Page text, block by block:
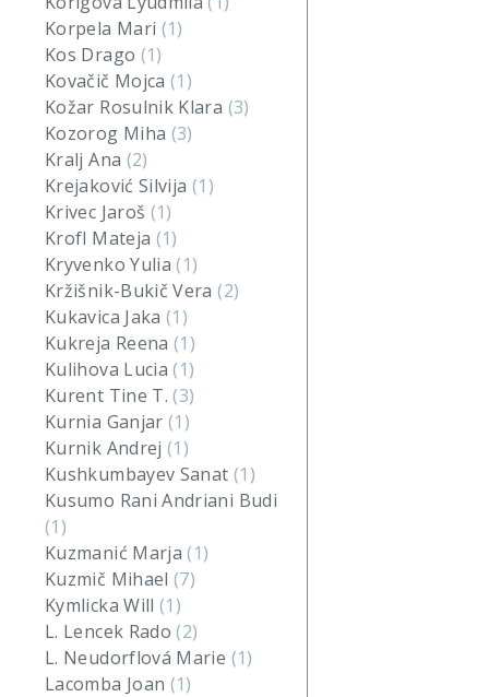
Korpela Mari (1)
Kos Drago (1)
Kovačič Mojca(1)
Kožar Rosulnik Klara (3)
Kozorog Miha (3)
Kralj Ana (2)
Krejaković Silvija (1)
Krivec Jaroš (1)
Krofl Mateja (1)
Kryvenko Yulia(1)
Kržišnik-Bukič Vera(2)
Kukavica Jaka(1)
Kukreja Reena(1)
Kulihova Lucia(1)
Kurent Tine T.(3)
Kurnia Ganjar(1)
Kurnik Andrej(1)
Kushkumbayev Sanat (1)
Kusumo Rani Andriani Budi
(1)
Kuzmanić Marja(1)
Kuzmič Mihael(7)
Kymlicka Will(1)
L. Lencek Rado(2)
L. Neudorflová Marie (1)
Lacomba Joan (1)